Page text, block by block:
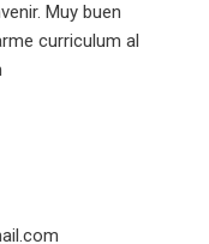
Muy buen
curriculum al